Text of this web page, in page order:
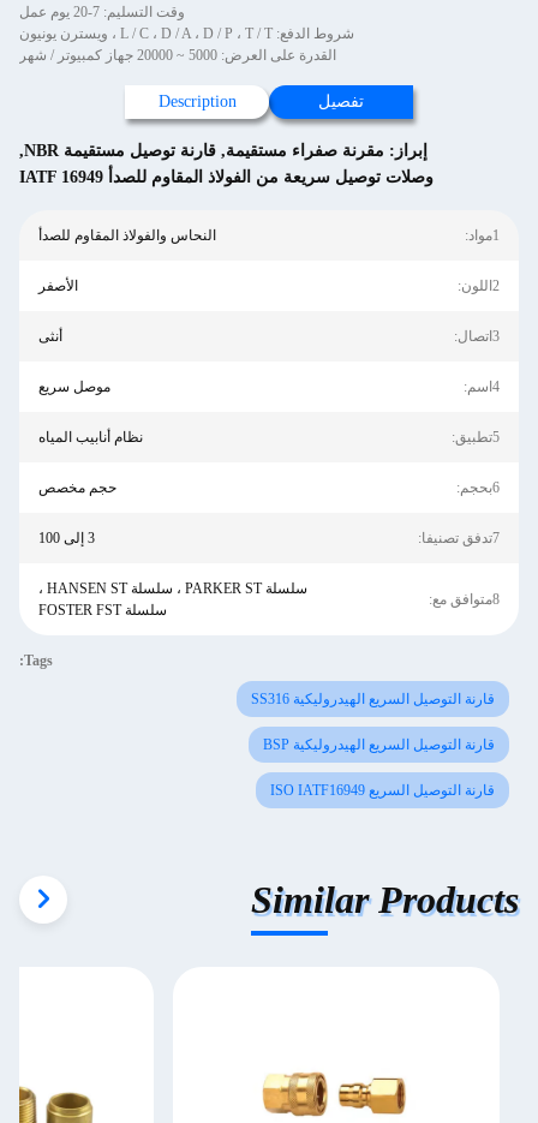
وقت التسليم: 7-20 يوم عمل
شروط الدفع: L / C ، D / A ، D / P ، T / T ، ويسترن يونيون
القدرة على العرض: 5000 ~ 20000 جهاز كمبيوتر / شهر
تفصيل Description
إبراز: مقرنة صفراء مستقيمة, قارنة توصيل مستقيمة NBR
,
وصلات توصيل سريعة من الفولاذ المقاوم للصدأ IATF 16949
1مواد: النحاس والفولاذ المقاوم للصدأ
2اللون: الأصفر
3اتصال: أنثى
4اسم: موصل سريع
5تطبيق: نظام أنابيب المياه
6بحجم: حجم مخصص
7تدفق تصنيفا: 3 إلى 100
8متوافق مع:
سلسلة PARKER ST ، سلسلة HANSEN ST ،
سلسلة FOSTER FST
Tags:
قارنة التوصيل السريع الهيدروليكية SS316
قارنة التوصيل السريع الهيدروليكية BSP
قارنة التوصيل السريع ISO IATF16949
Similar Products